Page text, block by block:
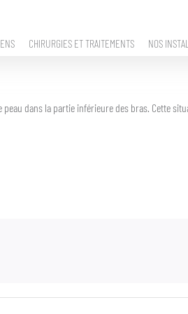
CHIRURGIES ET TRAITEMENTS NOS
dans la partie inférieure des bras. Cette